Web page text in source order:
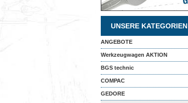
UNSERE KATEGORIEN
ANGEBOTE
Werkzeugwagen AKTION
BGS technic
COMPAC
GEDORE